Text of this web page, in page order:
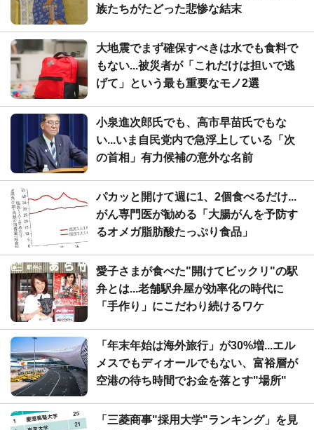
族たちがたどった悲惨な結末
大地震でまず確保すべきは水でも食料で
もない...被災者が「これだけは担いで逃
げて」という最も重要なモノ2選
小泉進次郎氏でも、高市早苗氏でもな
い...いま自民党内で急浮上している「次
の首相」有力候補の意外な名前
パカッと開けて週に1、2個食べるだけ...
がん専門医が勧める「大腸がんを予防す
るオメガ脂肪酸たっぷり食品」
愛子さまが食べた"開けてビックリ"の駅
弁とは...老舗駅弁屋が効率化の時代に
「手作り」にこだわり続けるワケ
「年末年始は海外旅行」が30%増...エル
メスでもディオールでもない、富裕層が
空港の待ち時間でお金を落とす"場所"
「三菱商事"採用大学"ランキング」を見